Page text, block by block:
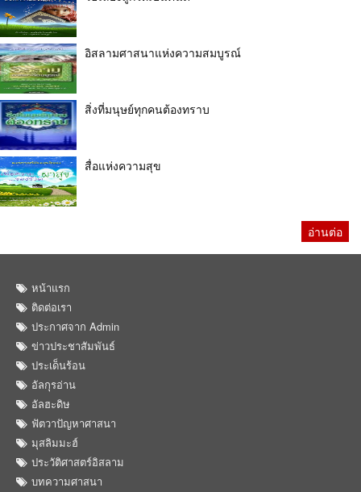
อิสลามศาสนาแห่งความสมบูรณ์
สิ่งที่มนุษย์ทุกคนต้องทราบ
สื่อแห่งความสุข
อ่านต่อ
หน้าแรก
ติดต่อเรา
ประกาศจาก Admin
ข่าวประชาสัมพันธ์
ประเด็นร้อน
อัลกุรอ่าน
อัลฮะดิษ
ฟัตวาปัญหาศาสนา
มุสลิมมะฮ์
ประวัติศาสตร์อิสลาม
บทความศาสนา